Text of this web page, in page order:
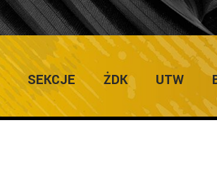
SEKCJE ŻDK UTW
Home/Salon